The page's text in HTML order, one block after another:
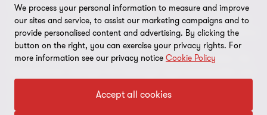
Steuerberatungs- und andere Beratungs-leistungen (insgesamt
„Leistungen“) für ihre Mandanten erbringen. Die Grant Thornton
AG Wirtschaftsprüfungsgesellschaft ist die deutsche Mitgliedsfirma
von GTIL. GTIL und deren Mitgliedsfirmen sind keine weltweite
Partnerschaft, sondern rechtlich selbständige Gesellschaften. Die
nicht tätige Dachorganisation erbringt GTIL keine Leistungen
gegenüber Mandanten. Sämtliche Bezeichnungen richten sich an
We process your personal information to measure and improve
our sites and service, to assist our marketing campaigns and to
provide personalised content and advertising. By clicking the
button on the right, you can exercise your privacy rights. For
more information see our privacy notice Cookie Policy
Accept all cookies